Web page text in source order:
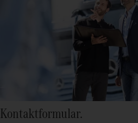
Kontaktformular.